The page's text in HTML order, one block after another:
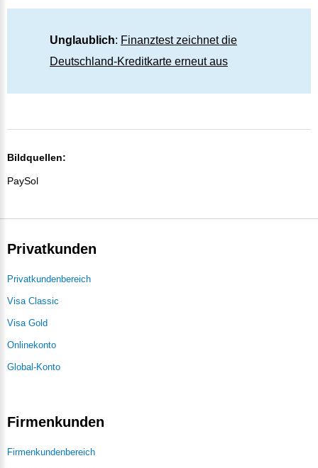
Unglaublich: Finanztest zeichnet die
Deutschland-Kreditkarte erneut aus
Bildquellen:
PaySol
Privatkunden
Privatkundenbereich
Visa Classic
Visa Gold
Onlinekonto
Global-Konto
Firmenkunden
Firmenkundenbereich